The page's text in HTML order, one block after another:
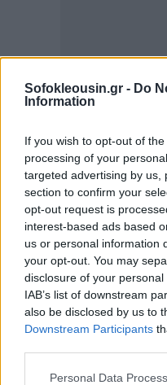
Sofokleousin.gr - Do
Information
If you wish to opt-out of
processing of your
targeted advertising by us,
section to confirm your
opt-out request is
interest-based ads based
us or personal information
your opt-out. You may
disclosure of your
IAB’s list of downstream
also be disclosed by us to
Downstream Participants
Personal Data
Αναφορικά με την
η αύξηση του
2024 και 2,4% το 2025
πάνω από τον μέσο
βοηθώντας την Ελλάδα
εισοδηματική
καθοδηγείται από τις